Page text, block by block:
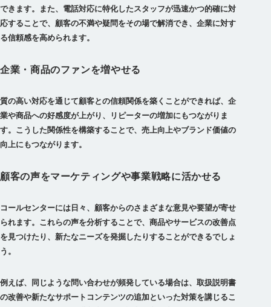
できます。
また、電話対応に特化したスタッフが迅速かつ的確に対
応することで、顧客の不満や疑問をその場で解消でき、企業に対す
る信頼感を高められます。
企業・商品のファンを増やせる
質の高い対応を通じて顧客との信頼関係を築くことができれば、 企
業や商品への好感度が上がり、リピーターの増加にもつながりま
す。 こうした関係性を構築することで、売上向上やブランド価値の
向上にもつながります。
顧客の声をマーケティングや事業戦略に活かせる
コールセンターには日々、顧客からのさまざまな意見や要望が寄せ
られます。 これらの声を分析することで、商品やサービスの改善点
を見つけたり、新たなニーズを発掘したりすることができるでしょ
う。
例えば、同じような問い合わせが頻発している場合は、取扱説明書
の改善や新たなサポートコンテンツの追加といった対策を講じるこ